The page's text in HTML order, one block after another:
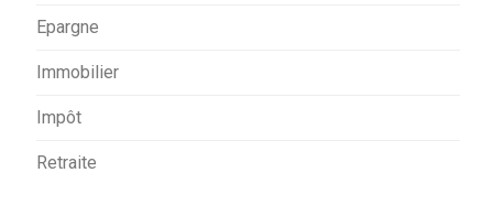
Epargne
Immobilier
Impôt
Retraite